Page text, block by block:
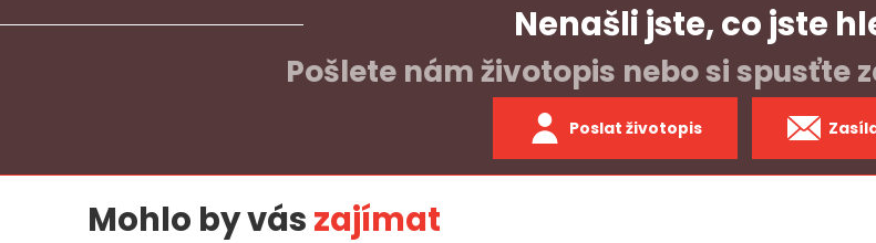
Nenašli jste, co jste
Pošlete nám životopis nebo si spusťte
Poslat životopis
Mohlo by vászajímat